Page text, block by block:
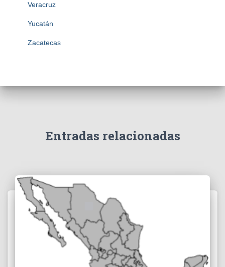
Veracruz
Yucatán
Zacatecas
Entradas relacionadas